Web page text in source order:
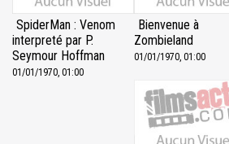
SpiderMan : Venom
interpreté par P.
Seymour Hoffman
01/01/1970, 01:00
Bienvenue à
Zombieland
01/01/1970, 01:00